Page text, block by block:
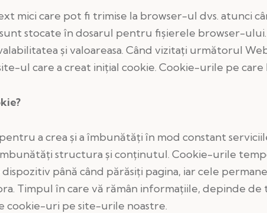
mici care pot fi trimise la browser-ul dvs. atunci
stocate în dosarul pentru fişierele browser-
şi valoareasa. Când vizitaţi următorul
ul care a creat iniţial cookie. Cookie-urile pe
a crea şi a îmbunătăţi în mod constant
structura şi conţinutul. Cookie-urile
până când părăsiţi pagina, iar cele
Timpul în care vă rămân informaţiile, depinde
cookie-uri pe site-urile noastre.